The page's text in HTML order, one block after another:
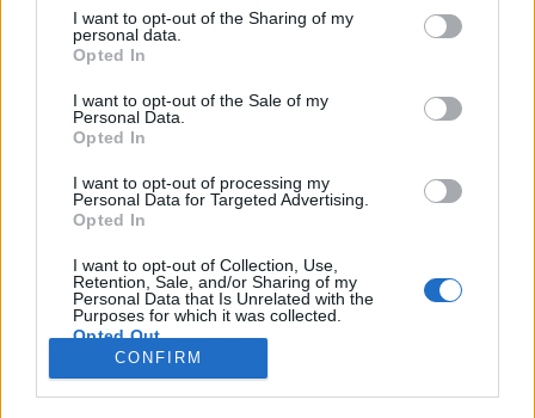
I want to opt-out of the Sharing of my
personal data.
Opted In
I want to opt-out of the Sale of my
Personal Data.
Opted In
I want to opt-out of processing my
Personal Data for Targeted Advertising.
Opted In
I want to opt-out of Collection, Use,
Retention, Sale, and/or Sharing of my
Personal Data that Is Unrelated with the
Purposes for which it was collected.
Opted Out
CONFIRM
Twitter
Legnanonews.com
Sito di informazione locale
Direttore responsabile: Marco Tajè
Redazione: Via Matteotti, 3 (presso Famiglia Legnanese)
20025 Legnano (MI)
Email Direzione: direttore@legnanonews.com
Email Redazione: info@legnanonews.com
Pubblicità: commerciale@legnanonews.com
Tutti i contenuti originali sono di proprietà di LegnanoNews, ne è
consentito l'utilizzo citando il sito come fonte. Dei contenuti non originali